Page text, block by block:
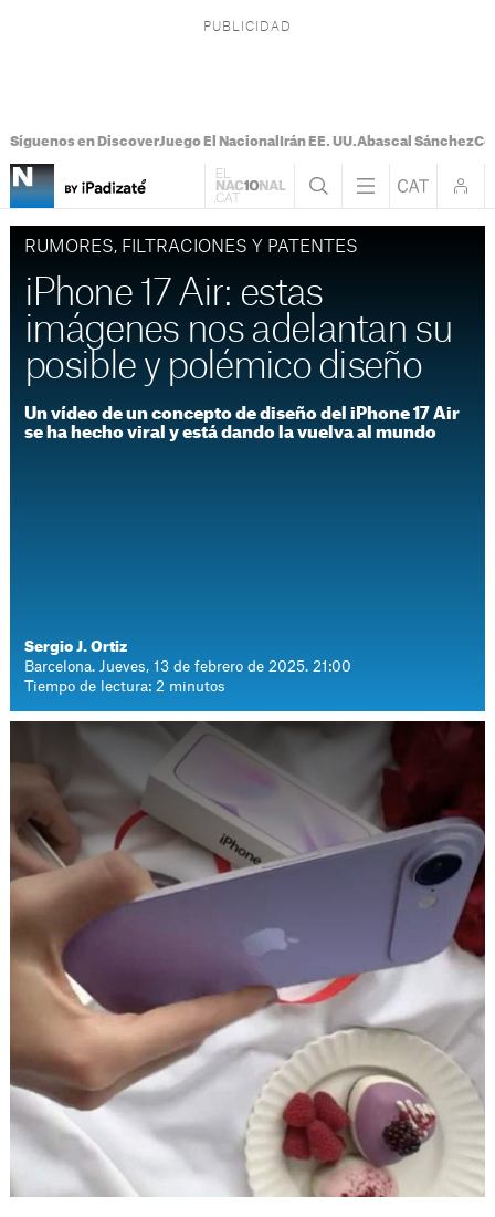
Síguenos en DiscoverJuego El Nacional Irán EE. UU.Abascal Sánchez
RUMORES, FILTRACIONES Y PATENTES
iPhone 17 Air: estas
imágenes nos adelantan su
posible y polémico diseño
Un vídeo de un concepto de diseño del iPhone 17 Air
se ha hecho viral y está dando la vuelva al mundo
Sergio J. Ortiz
Barcelona. Jueves, 13 de febrero de 2025. 21:00
Tiempo de lectura: 2 minutos